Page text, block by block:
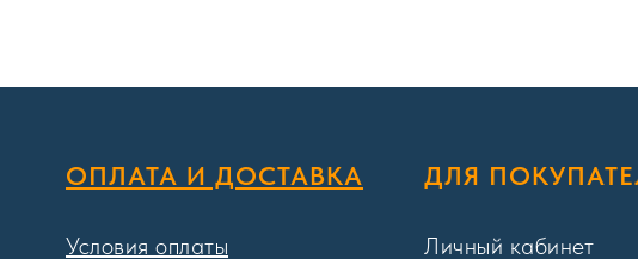
ОПЛАТА И ДОСТАВКА
Условия оплаты
ДЛЯ
Личный кабинет